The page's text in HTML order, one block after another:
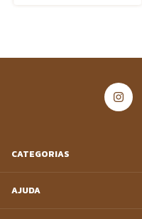
CATEGORIAS
AJUDA